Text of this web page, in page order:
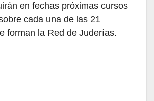
en fechas próximas cursos
cada una de las 21
forman la Red de Juderías.